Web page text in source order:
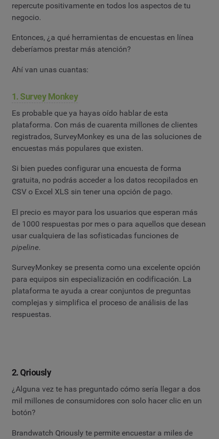
repercute positivamente en todos los aspectos de tu
negocio.
Entonces, ¿a qué herramientas de encuestas en línea
deberíamos prestar más atención?
Ahí van unas cuantas:
1. Survey Monkey
Es probable que ya hayas oído hablar de esta
plataforma. Con más de cuarenta millones de clientes
registrados, SurveyMonkey es una de las soluciones de
encuestas más populares que existen.
Si bien puedes configurar una encuesta de forma
gratuita, no podrás acceder a los datos recopilados en
CSV o Excel XLS sin tener una opción de pago.
El precio es mayor para los usuarios que esperan más
de 1000 respuestas por mes o para aquellos que desean
usar cualquiera de las sofisticadas funciones de
pipeline.
SurveyMonkey se presenta como una excelente opción
para equipos sin especialización en codificación. La
plataforma te ayuda a crear conjuntos de preguntas
complejas y simplifica el proceso de análisis de las
respuestas.
2. Qriously
¿Alguna vez te has preguntado cómo sería llegar a dos
mil millones de consumidores con solo hacer clic en un
botón?
Brandwatch Qriously te permite encuestar a miles de